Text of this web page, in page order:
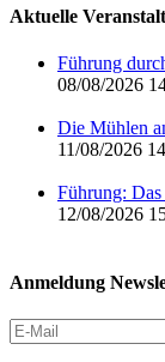
Aktuelle
Führung
08/08/2026
Die Mühlen
11/08/2026
Führung:
12/08/2026
Anmeldung